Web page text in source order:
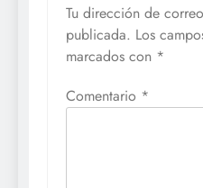
Tu dirección de
publicada. Los
marcados con *
Comentario *